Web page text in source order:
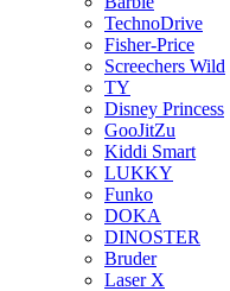
TechnoDrive
Fisher-Price
Screechers Wild
TY
Disney Princess
GooJitZu
Kiddi Smart
LUKKY
Funko
DOKA
DINOSTER
Bruder
Laser X